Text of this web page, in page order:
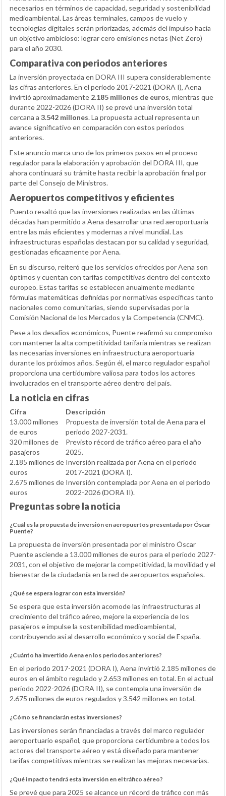
necesarios en términos de capacidad, seguridad y sostenibilidad
medioambiental. Las áreas terminales, campos de vuelo y
tecnologías digitales serán priorizadas, además del impulso hacia
un objetivo ambicioso: lograr cero emisiones netas (Net Zero)
para el año 2030.
Comparativa con periodos anteriores
La inversión proyectada en DORA III supera considerablemente
las cifras anteriores. En el periodo 2017-2021 (DORA I), Aena
invirtió aproximadamente 2.185 millones de euros, mientras que
durante 2022-2026 (DORA II) se prevé una inversión total
cercana a 3.542 millones. La propuesta actual representa un
avance significativo en comparación con estos periodos
anteriores.
Este anuncio marca uno de los primeros pasos en el proceso
regulador para la elaboración y aprobación del DORA III, que
ahora continuará su trámite hasta recibir la aprobación final por
parte del Consejo de Ministros.
Aeropuertos competitivos y eficientes
Puento resaltó que las inversiones realizadas en las últimas
décadas han permitido a Aena desarrollar una red aeroportuaria
entre las más eficientes y modernas a nivel mundial. Las
infraestructuras españolas destacan por su calidad y seguridad,
gestionadas eficazmente por Aena.
En su discurso, reiteró que los servicios ofrecidos por Aena son
óptimos y cuentan con tarifas competitivas dentro del contexto
europeo. Estas tarifas se establecen anualmente mediante
fórmulas matemáticas definidas por normativas específicas tanto
nacionales como comunitarias, siendo supervisadas por la
Comisión Nacional de los Mercados y la Competencia (CNMC).
Pese a los desafíos económicos, Puente reafirmó su compromiso
con mantener la alta competitividad tarifaria mientras se realizan
las necesarias inversiones en infraestructura aeroportuaria
durante los próximos años. Según él, el marco regulador español
proporciona una certidumbre valiosa para todos los actores
involucrados en el transporte aéreo dentro del país.
La noticia en cifras
Cifra
Descripción
13.000 millones
de euros
Propuesta de inversión total de Aena para el
periodo 2027-2031.
320 millones de
pasajeros
Previsto récord de tráfico aéreo para el año
2025.
2.185 millones de
euros
Inversión realizada por Aena en el periodo
2017-2021 (DORA I).
2.675 millones de
euros
Inversión contemplada por Aena en el periodo
2022-2026 (DORA II).
Preguntas sobre la noticia
¿Cuál es la propuesta de inversión en aeropuertos presentada por Óscar
Puente?
La propuesta de inversión presentada por el ministro Óscar
Puente asciende a 13.000 millones de euros para el periodo 2027-
2031, con el objetivo de mejorar la competitividad, la movilidad y el
bienestar de la ciudadanía en la red de aeropuertos españoles.
¿Qué se espera lograr con esta inversión?
Se espera que esta inversión acomode las infraestructuras al
crecimiento del tráfico aéreo, mejore la experiencia de los
pasajeros e impulse la sostenibilidad medioambiental,
contribuyendo así al desarrollo económico y social de España.
¿Cuánto ha invertido Aena en los periodos anteriores?
En el periodo 2017-2021 (DORA I), Aena invirtió 2.185 millones de
euros en el ámbito regulado y 2.653 millones en total. En el actual
periodo 2022-2026 (DORA II), se contempla una inversión de
2.675 millones de euros regulados y 3.542 millones en total.
¿Cómo se financiarán estas inversiones?
Las inversiones serán financiadas a través del marco regulador
aeroportuario español, que proporciona certidumbre a todos los
actores del transporte aéreo y está diseñado para mantener
tarifas competitivas mientras se realizan las mejoras necesarias.
¿Qué impacto tendrá esta inversión en el tráfico aéreo?
Se prevé que para 2025 se alcance un récord de tráfico con más